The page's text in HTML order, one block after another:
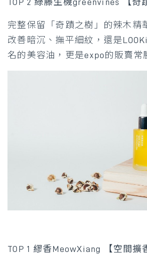
TOP 2 綠藤生機greenvines 【奇
完整保留「奇蹟之樹」的辣木精
改善暗沉、撫平細紋，還是
名的美容油，更是expo的販賣常
TOP 1 繆香MeowXiang 【空間擴